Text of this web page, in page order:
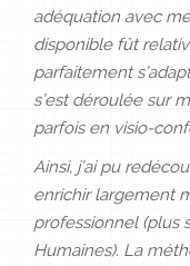
adéquation avec
disponible fût
parfaitement
s’est déroulée sur
parfois en visio-
Ainsi, j’ai pu
enrichir largement
professionnel (plus
Humaines). La